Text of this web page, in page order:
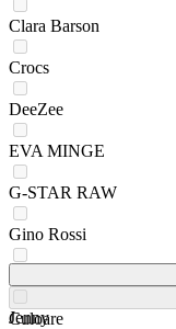
Clara Barson
Crocs
DeeZee
EVA MINGE
G-STAR RAW
Gino Rossi
Jenny
Culoare